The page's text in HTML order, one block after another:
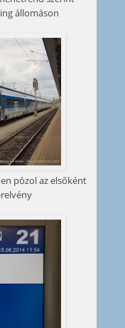
állomáson
pózol az elsőként